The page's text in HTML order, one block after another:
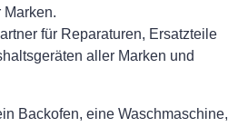
Marken.
für Reparaturen, Ersatzteile
aller Marken und
Backofen, eine Waschmaschine,